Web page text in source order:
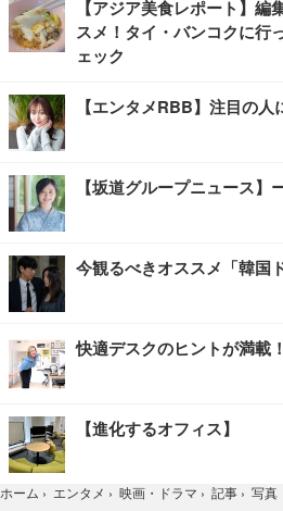
【アジア美食レポート】
スメ！タイ・バンコクに行
ェック
【エンタメRBB】注目の
【坂道グループニュース
今観るべきオススメ「韓国
快適デスクのヒントが満載
【進化するオフィス】
ホーム › エンタメ › 映画・ドラマ › 記事 › 写真